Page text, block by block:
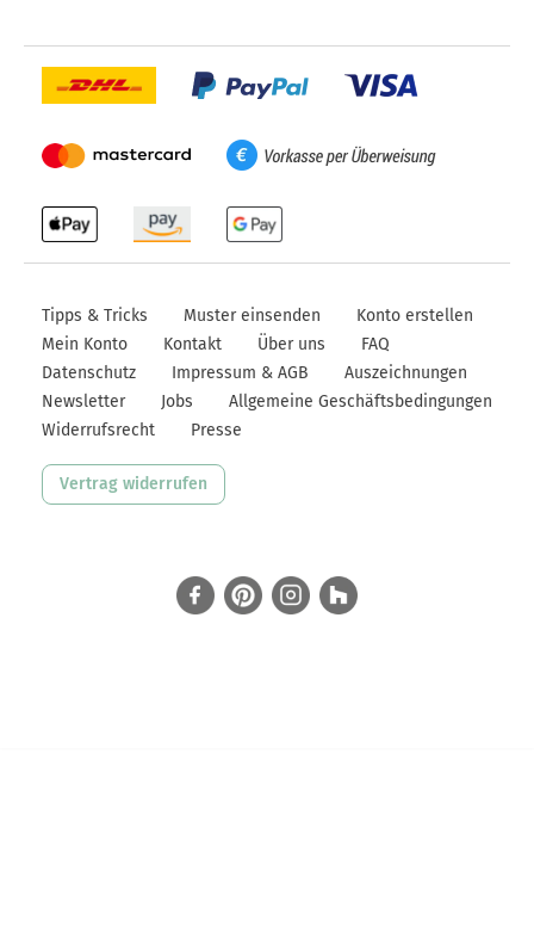
Pay
Pay
Pay
Tipps & Tricks Muster einsenden
Konto erstellen
Mein Konto
Kontakt Über uns
FAQ
Datenschutz
Impressum & AGB
Auszeichnungen
Newsletter
Jobs
Allgemeine Geschäftsbedingungen
Widerrufsrecht
Presse
Vertrag widerrufen